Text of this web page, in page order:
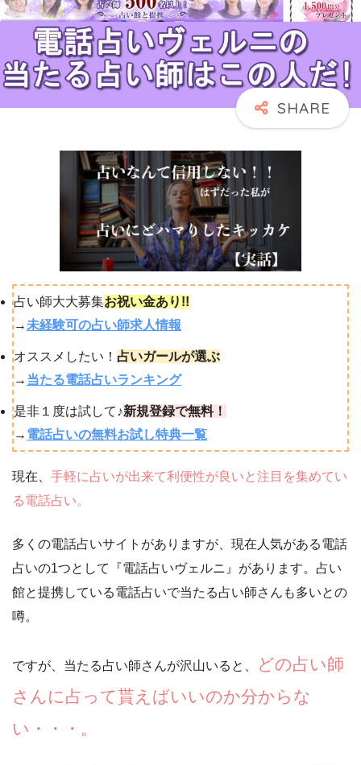
占い師大大募集お祝い金あり!!
→未経験可の占い師求人情報
オススメしたい！ 占いガールが選ぶ
→ 当たる電話占いランキング
是非１度は試して♪新規登録で無料！
→ 電話占いの無料お試し特典一覧
現在、 手軽に占いが出来て利便性が良いと注目を集めてい
る電話占い。
多くの電話占いサイトがありますが、現在人気がある電話
占いの1つとして『電話占いヴェルニ』があります。占い
館と提携している電話占いで当たる占い師さんも多いとの
噂。
ですが、当たる占い師さんが沢山いると、
どの占い師
さんに占って貰えばいいのか分からな
い・・・。